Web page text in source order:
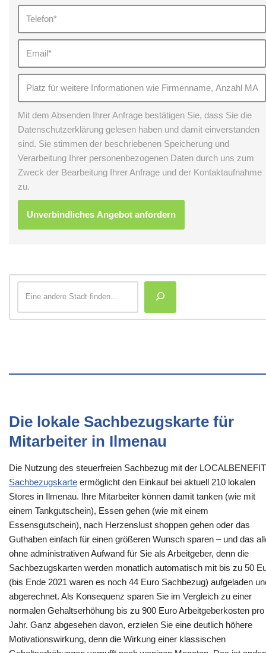
Mit dem Absenden Ihrer Anfrage bestätigen Sie, dass Sie die
Datenschutzerklärung gelesen haben und damit einverstanden
sind. Sie stimmen der beschriebenen Speicherung und
Verarbeitung Ihrer personenbezogenen Daten durch uns zum
Zweck der Bearbeitung Ihrer Anfrage und der Kontaktaufnahme
zu.
Die lokale Sachbezugskarte für
Mitarbeiter in Ilmenau
Die Nutzung des steuerfreien Sachbezug mit der
Sachbezugskarte ermöglicht den Einkauf bei aktuell 210 lokalen
Stores in Ilmenau. Ihre Mitarbeiter können damit tanken (wie mit
einem Tankgutschein), Essen gehen (wie mit einem
Essensgutschein), nach Herzenslust shoppen gehen oder das
Guthaben einfach für einen größeren Wunsch sparen – und das
ohne administrativen Aufwand für Sie als Arbeitgeber, denn die
Sachbezugskarten werden monatlich automatisch mit bis zu 50
(bis Ende 2021 waren es noch 44 Euro Sachbezug) aufgeladen
abgerechnet. Als Konsequenz sparen Sie im Vergleich zu einer
normalen Gehaltserhöhung bis zu 900 Euro Arbeitgeberkosten pro
Jahr. Ganz abgesehen davon, erzielen Sie eine deutlich höhere
Motivationswirkung, denn die Wirkung einer klassischen